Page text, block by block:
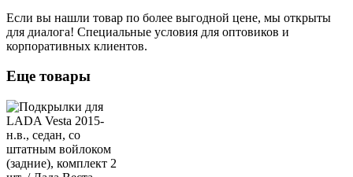
Если вы нашли товар по более выгодной цене, мы открыты
для диалога! Специальные условия для оптовиков и
корпоративных клиентов.
Еще товары